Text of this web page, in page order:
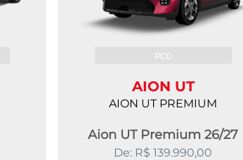
AION UT
AION UT PREMIUM
Aion UT Premium 26/27
PCD
De: R$ 139.990,00